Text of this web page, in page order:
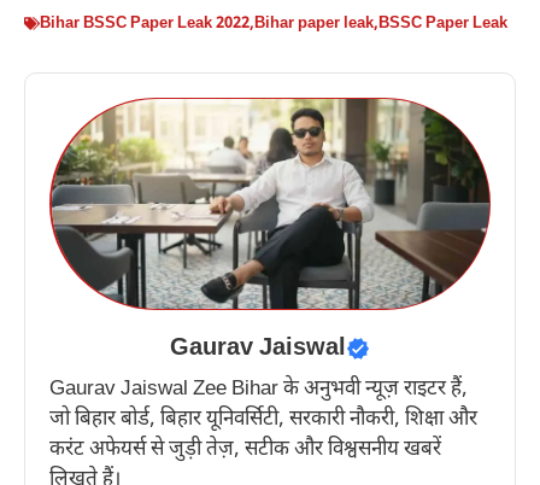
Bihar BSSC Paper Leak 2022,Bihar paper leak,BSSC Paper Leak
Gaurav Jaiswal
Gaurav Jaiswal Zee Bihar के अनुभवी न्यूज़ राइटर हैं,
जो बिहार बोर्ड, बिहार यूनिवर्सिटी, सरकारी नौकरी, शिक्षा और
करंट अफेयर्स से जुड़ी तेज़, सटीक और विश्वसनीय खबरें